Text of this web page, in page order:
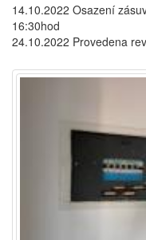
14.10.2022 Osazení
16:30hod
24.10.2022 Provedena